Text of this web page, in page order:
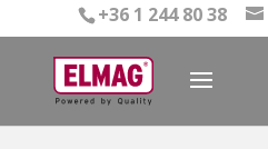
+36 1 244 80 38